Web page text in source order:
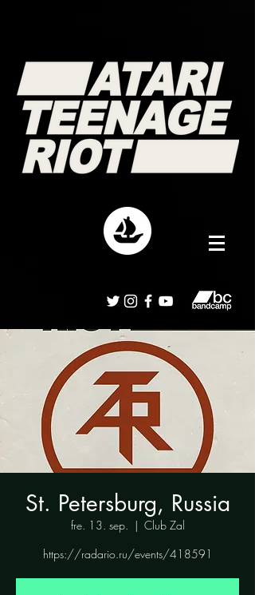
St. Petersburg, Russia
fre. 13. sep.
  |
Club Zal
https://radario.ru/events/418591